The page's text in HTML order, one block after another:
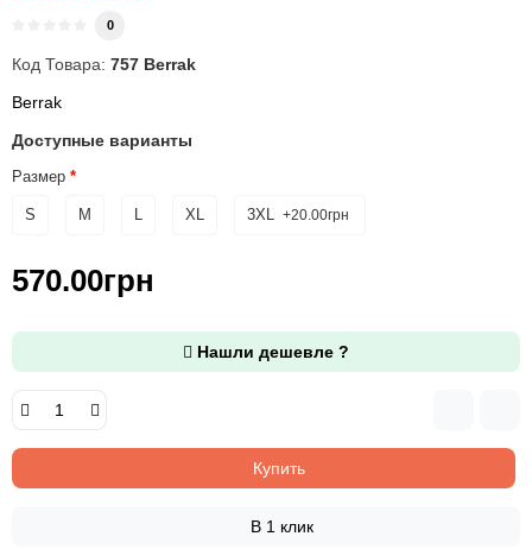
0
Код Товара: 757 Berrak
Berrak
Доступные варианты
Размер
S M L XL 3XL +20.00грн
570.00грн
Нашли дешевле ?
Купить
В 1 клик